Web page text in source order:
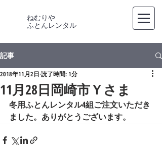
ねむりや
​ふとんレンタル
記事
11月28日岡崎市Ｙさま
2018年11月2日 読了時間: 1分
冬用ふとんレンタル4組ご注文いただき
ました。ありがとうございます。